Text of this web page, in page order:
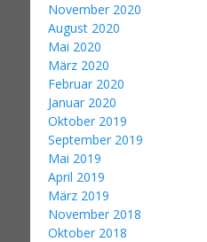
November 2020
August 2020
Mai 2020
März 2020
Februar 2020
Januar 2020
Oktober 2019
September 2019
Mai 2019
April 2019
März 2019
November 2018
Oktober 2018